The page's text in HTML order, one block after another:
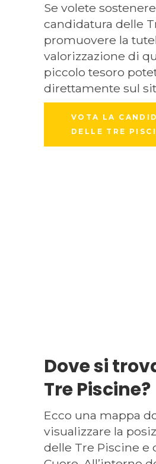
Se volete
candidatura delle
promuovere la
valorizzazione di
piccolo tesoro
direttamente sul
VOTA LA
DELLE TRE
Dove si
Tre Piscine?
Ecco una mappa
visualizzare la
delle Tre Piscine e